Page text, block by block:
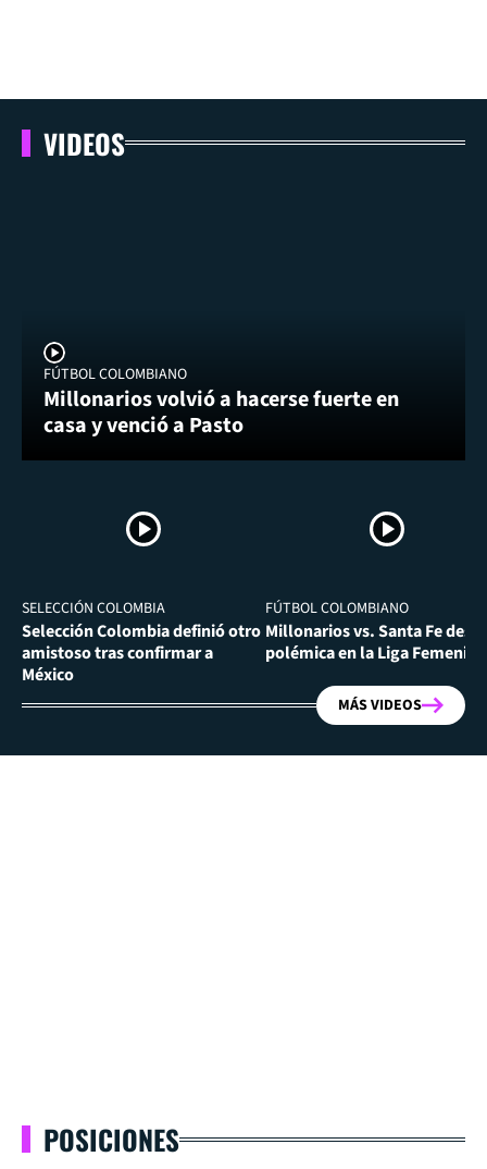
VIDEOS
FÚTBOL COLOMBIANO
Millonarios volvió a hacerse fuerte en
casa y venció a Pasto
SELECCIÓN COLOMBIA
Selección Colombia definió otro
amistoso tras confirmar a
México
FÚTBOL COLOMBIANO
Millonarios vs. Santa Fe
polémica en la Liga Femenina
MÁS VIDEOS
POSICIONES